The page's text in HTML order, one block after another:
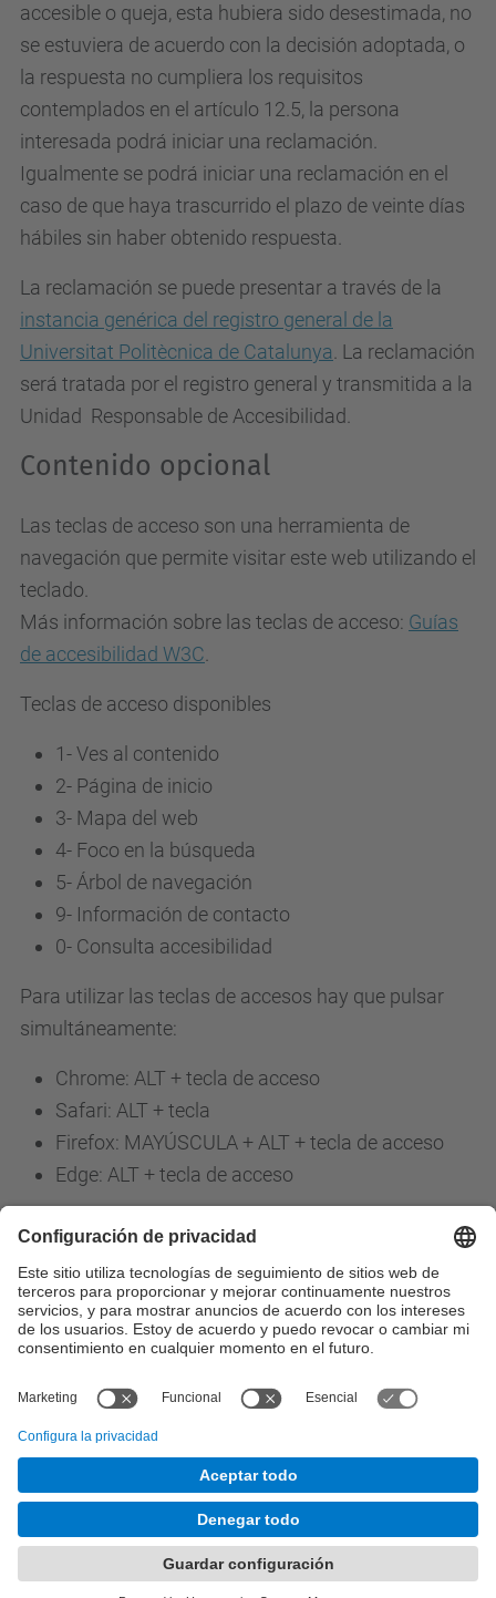
accesible o queja, esta hubiera sido desestimada, no
se estuviera de acuerdo con la decisión adoptada, o
la respuesta no cumpliera los requisitos
contemplados en el artículo 12.5, la persona
interesada podrá iniciar una reclamación.
Igualmente se podrá iniciar una reclamación en el
caso de que haya trascurrido el plazo de veinte días
hábiles sin haber obtenido respuesta.
La reclamación se puede presentar a través de la
instancia genérica del registro general de la
Universitat Politècnica de Catalunya . La reclamación
será tratada por el registro general y transmitida a la
Unidad Responsable de Accesibilidad.
Contenido opcional
Las teclas de acceso son una herramienta de
navegación que permite visitar este web utilizando el
teclado.
Más información sobre las teclas de acceso: Guías
de accesibilidad W3C
Teclas de acceso disponibles
1- Ves al contenido
2- Página de inicio
3- Mapa del web
4- Foco en la búsqueda
5- Árbol de navegación
9- Información de contacto
0- Consulta accesibilidad
Para utilizar las teclas de accesos hay que pulsar
simultáneamente:
Chrome: ALT + tecla de acceso
Safari: ALT + tecla
Firefox: MAYÚSCULA + ALT + tecla de acceso
Edge: ALT + tecla de acceso
Contacto
Formulario de contacto
contact:ccia2018@easychair.org
Desarrollado con